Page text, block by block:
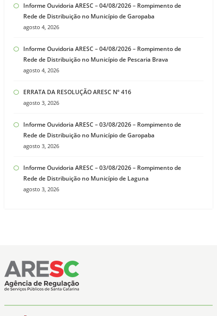
Informe Ouvidoria ARESC – 04/08/2026 – Rompimento de
Rede de Distribuição no Município de Garopaba
agosto 4, 2026
Informe Ouvidoria ARESC – 04/08/2026 – Rompimento de
Rede de Distribuição no Município de Pescaria Brava
agosto 4, 2026
ERRATA DA RESOLUÇÃO ARESC Nº 416
agosto 3, 2026
Informe Ouvidoria ARESC – 03/08/2026 – Rompimento de
Rede de Distribuição no Município de Garopaba
agosto 3, 2026
Informe Ouvidoria ARESC – 03/08/2026 – Rompimento de
Rede de Distribuição no Município de Laguna
agosto 3, 2026